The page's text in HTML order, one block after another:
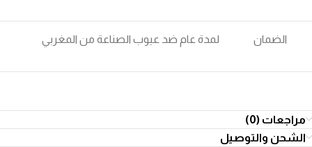
الضمان لمدة عام ضد عيوب الصناعة من المغربي
مراجعات (0)
الشحن والتوصيل